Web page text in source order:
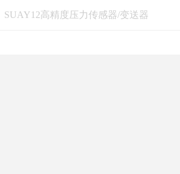
SUAY12高精度压力传感器/变送器